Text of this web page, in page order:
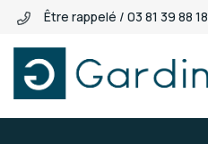
Être rappelé / 03 81 39 88 18
Gardino
Gardino